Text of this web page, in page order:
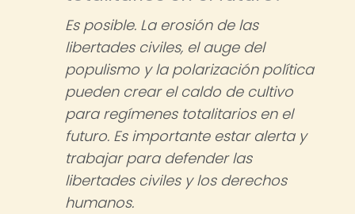
Es posible. La erosión de las
libertades civiles, el auge del
populismo y la polarización política
pueden crear el caldo de cultivo
para regímenes totalitarios en el
futuro. Es importante estar alerta y
trabajar para defender las
libertades civiles y los derechos
humanos.